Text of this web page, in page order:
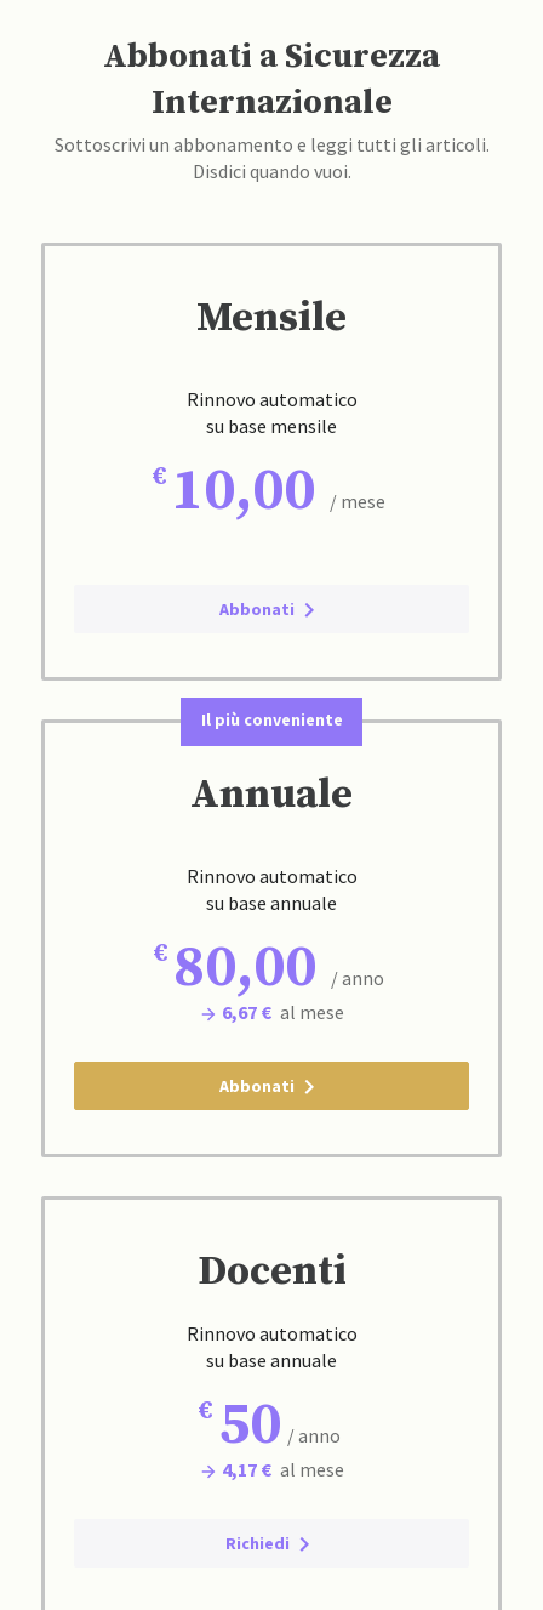
Abbonati a Sicurezza
Internazionale
Sottoscrivi un abbonamento e leggi tutti gli articoli.
Disdici quando vuoi.
Mensile
Rinnovo automatico
su base mensile
10,00 / mese
Abbonati
Il più conveniente
Annuale
Rinnovo automatico
su base annuale
80,00
/ anno
6,67 € al mese
Abbonati
Docenti
Rinnovo automatico
su base annuale
50 / anno
4,17 € al mese
Richiedi